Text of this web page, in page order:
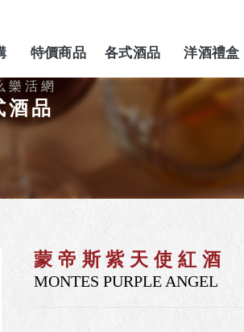
特價商品
SPECIAL
各式酒品 洋酒禮盒
HAMPERS
酒品
蒙帝斯紫天使紅酒
MONTES PURPLE ANGEL